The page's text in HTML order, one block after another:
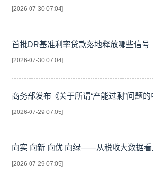
[2026-07-30 07:04]
首批DR基准利率贷款落地释放哪些信号
[2026-07-30 07:04]
商务部发布《关于所谓“产能过剩”问题的
[2026-07-29 07:05]
向实 向新 向优 向绿——从税收大数据看
[2026-07-29 07:05]